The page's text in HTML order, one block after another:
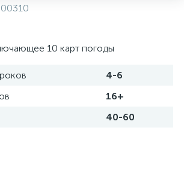
10 карт погоды
4-6
16+
40-60